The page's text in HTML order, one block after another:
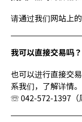
请通过我们网站上
我可以直接交易吗？
也可以进行直接交
系我们，了解详情。
☏ 042-572-1397（